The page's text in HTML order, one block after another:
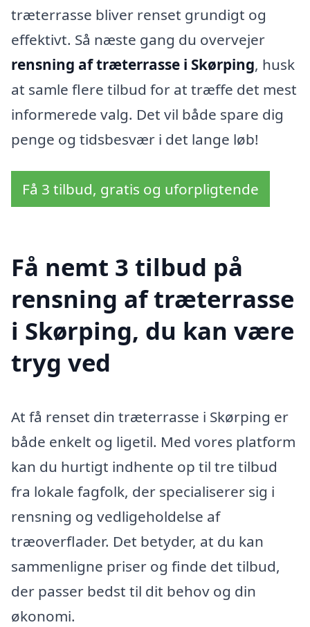
træterrasse bliver renset grundigt og
effektivt. Så næste gang du overvejer
rensning af træterrasse i Skørping, husk
at samle flere tilbud for at træffe det mest
informerede valg. Det vil både spare dig
penge og tidsbesvær i det lange løb!
Få 3 tilbud, gratis og uforpligtende
Få nemt 3 tilbud på
rensning af træterrasse
i Skørping, du kan være
tryg ved
At få renset din træterrasse i Skørping er
både enkelt og ligetil. Med vores platform
kan du hurtigt indhente op til tre tilbud
fra lokale fagfolk, der specialiserer sig i
rensning og vedligeholdelse af
træoverflader. Det betyder, at du kan
sammenligne priser og finde det tilbud,
der passer bedst til dit behov og din
økonomi.